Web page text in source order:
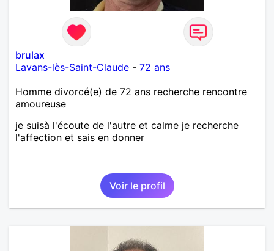
brulax
Lavans-lès-Saint-Claude - 72 ans
Homme divorcé(e) de 72 ans recherche rencontre
amoureuse
je suisà l'écoute de l'autre et calme je recherche
l'affection et sais en donner
Voir le profil